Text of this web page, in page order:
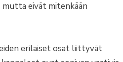
eivät mitenkään
erilaiset osat liittyvät